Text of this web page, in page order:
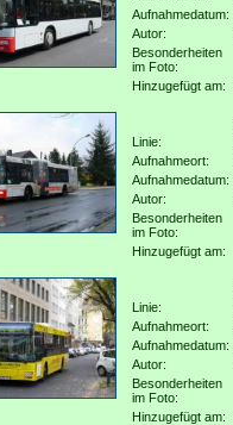
Aufnahmedatum:
Autor:
Besonderheiten
im Foto:
Hinzugefügt am:
Linie:
Aufnahmeort:
Aufnahmedatum:
Autor:
Besonderheiten
im Foto:
Hinzugefügt am:
Linie:
Aufnahmeort:
Aufnahmedatum:
Autor:
Besonderheiten
im Foto:
Hinzugefügt am: